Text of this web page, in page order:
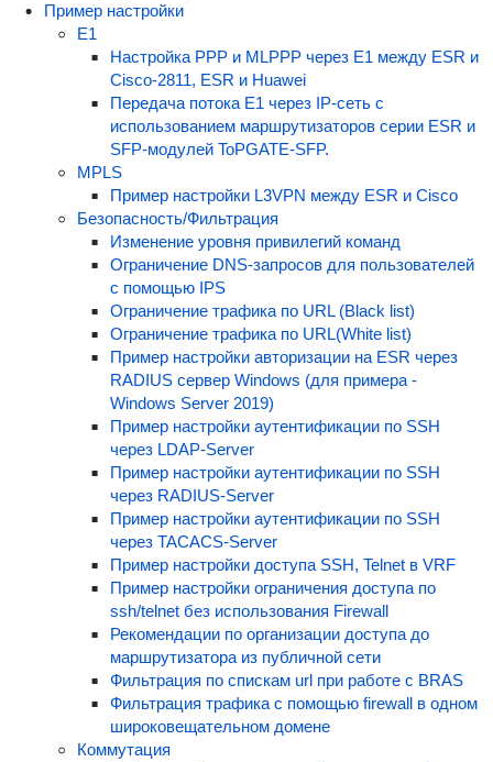
Пример настройки
E1
Настройка PPP и MLPPP через E1 между ESR и
Cisco-2811, ESR и Huawei
Передача потока E1 через IP-сеть с
использованием маршрутизаторов серии ESR и
SFP-модулей ToPGATE-SFP.
MPLS
Пример настройки L3VPN между ESR и Cisco
Безопасность/Фильтрация
Изменение уровня привилегий команд
Ограничение DNS-запросов для пользователей
с помощью IPS
Ограничение трафика по URL (Black list)
Ограничение трафика по URL(White list)
Пример настройки авторизации на ESR через
RADIUS сервер Windows (для примера -
Windows Server 2019)
Пример настройки аутентификации по SSH
через LDAP-Server
Пример настройки аутентификации по SSH
через RADIUS-Server
Пример настройки аутентификации по SSH
через TACACS-Server
Пример настройки доступа SSH, Telnet в VRF
Пример настройки ограничения доступа по
ssh/telnet без использования Firewall
Рекомендации по организации доступа до
маршрутизатора из публичной сети
Фильтрация по спискам url при работе с BRAS
Фильтрация трафика с помощью firewall в одном
широковещательном домене
Коммутация